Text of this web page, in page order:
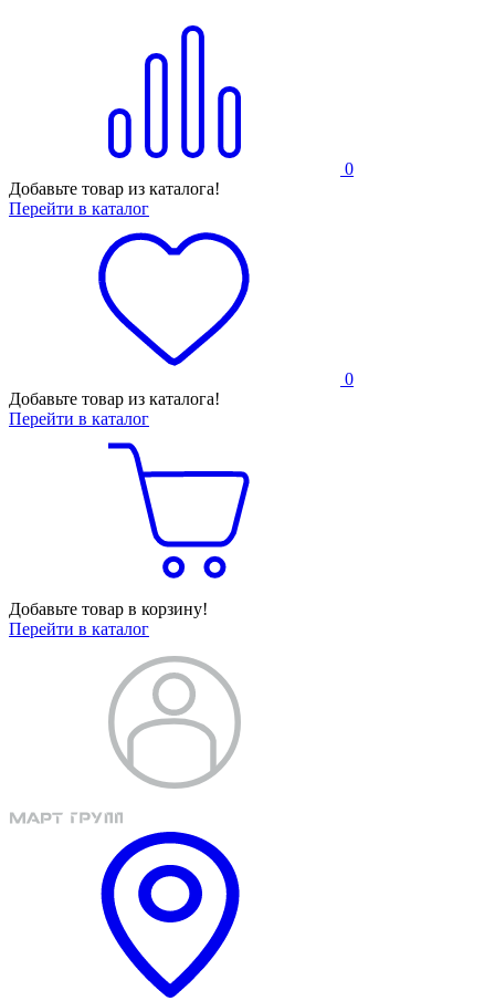
0
Добавьте товар из каталога!
Перейти в каталог
0
Добавьте товар из каталога!
Перейти в каталог
Добавьте товар в корзину!
Перейти в каталог